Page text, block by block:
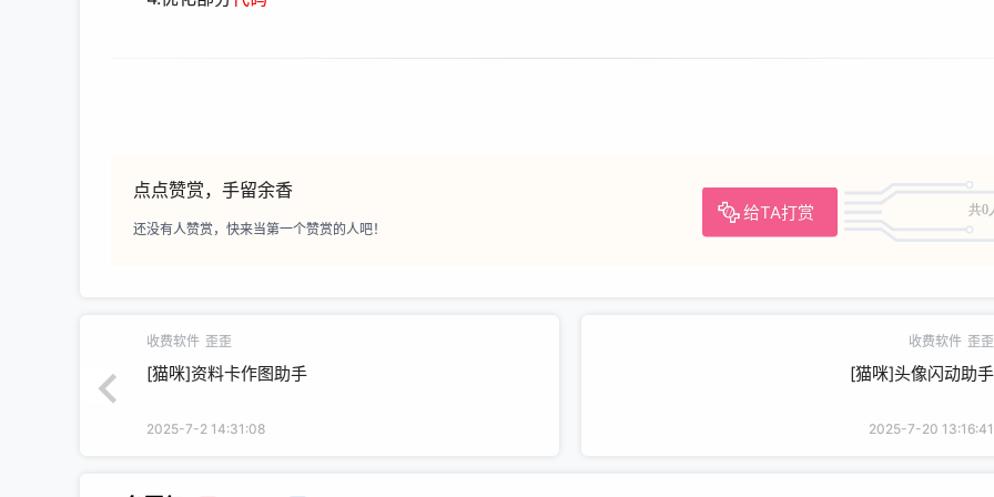
点点赞赏，手留余香
给TA打赏 共0
还没有人赞赏，快来当第一个赞赏的人吧！
收费软件 歪歪
[猫咪]资料卡作图助手
2025-7-2 14:31:08
收费软件 歪歪
[猫咪]头像闪动助手
2025-7-20 13:16:41